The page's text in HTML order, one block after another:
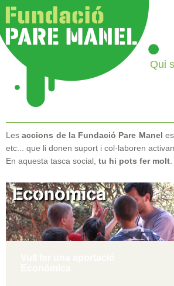
Qui
Lesaccions de la Fundació Pare Manel
etc... que li donen suport i col·laboren
En aquesta tasca social, tu hi pots fer molt